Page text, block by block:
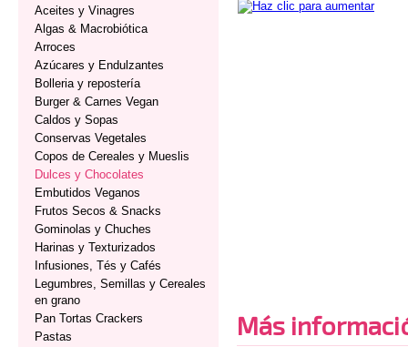
Aceites y Vinagres
Algas & Macrobiótica
Arroces
Azúcares y Endulzantes
Bolleria y repostería
Burger & Carnes Vegan
Caldos y Sopas
Conservas Vegetales
Copos de Cereales y Mueslis
Dulces y Chocolates
Embutidos Veganos
Frutos Secos & Snacks
Gominolas y Chuches
Harinas y Texturizados
Infusiones, Tés y Cafés
Legumbres, Semillas y Cereales
en grano
Pan Tortas Crackers
Pastas
Más